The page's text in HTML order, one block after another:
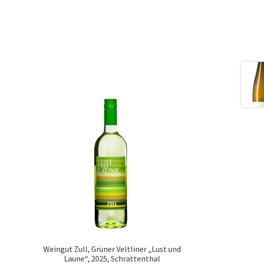
Weingut Zull, Grüner Veltliner „Lust und
Laune“, 2025, Schrattenthal